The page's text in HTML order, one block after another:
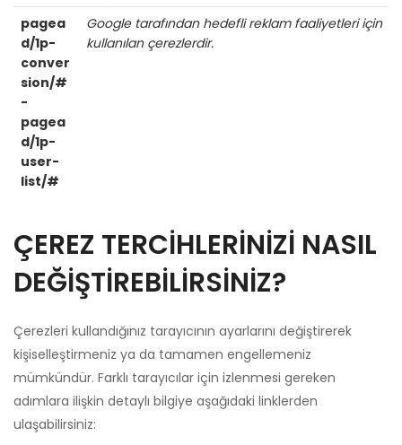
pagea
d/1p-
conver
sion/#
-
pagea
d/1p-
user-
list/#
Google tarafından hedefli reklam faaliyetleri için
kullanılan çerezlerdir.
ÇEREZ TERCİHLERİNİZİ NASIL
DEĞİŞTİREBİLİRSİNİZ?
Çerezleri kullandığınız tarayıcının ayarlarını değiştirerek
kişiselleştirmeniz ya da tamamen engellemeniz
mümkündür. Farklı tarayıcılar için izlenmesi gereken
adımlara ilişkin detaylı bilgiye aşağıdaki linklerden
ulaşabilirsiniz: